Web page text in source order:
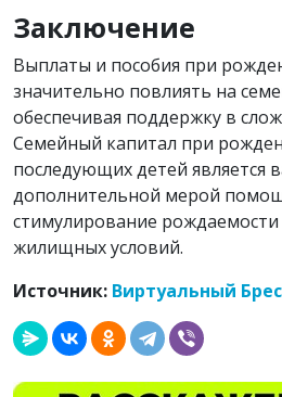
Заключение
Выплаты и пособия при
значительно повлиять на
обеспечивая поддержку в
Семейный капитал при
последующих детей является
дополнительной мерой
стимулирование
жилищных условий.
Источник: Виртуальный